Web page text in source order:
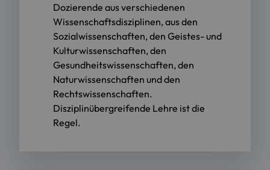
Dozierende aus verschiedenen
Wissenschaftsdisziplinen, aus den
Sozialwissenschaften, den Geistes- und
Kulturwissenschaften, den
Gesundheitswissenschaften, den
Naturwissenschaften und den
Rechtswissenschaften.
Disziplinübergreifende Lehre ist die
Regel.